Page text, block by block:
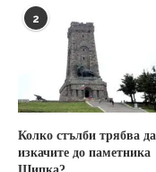
2
Колко стълби трябва да
изкачите до паметника